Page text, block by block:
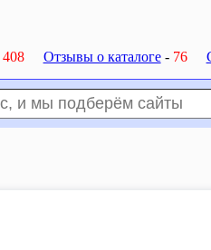
408 Отзывы о каталоге- 76